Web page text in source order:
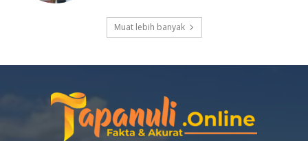
Muat lebih banyak